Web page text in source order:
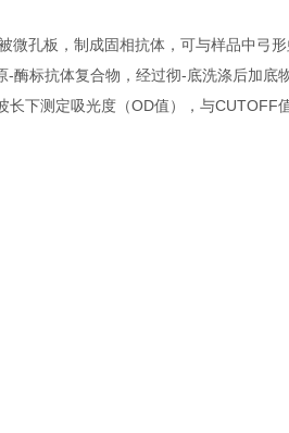
孔板，制成固相抗体，可与样品中弓
酶标抗体复合物，经过彻-底洗涤后加底
下测定吸光度（OD值），与CUTOFF